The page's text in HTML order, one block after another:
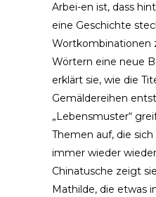
Arbei-en ist, dass
eine Geschichte
Wortkombinationen
Wörtern eine neue
erklärt sie, wie die
Gemäldereihen
„Lebensmuster“
Themen auf, die
immer wieder
Chinatusche zeigt
Mathilde, die etwas